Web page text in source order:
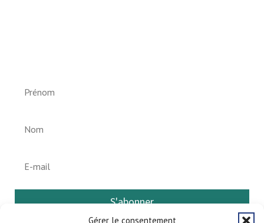
Gérer le consentement
S'abonner